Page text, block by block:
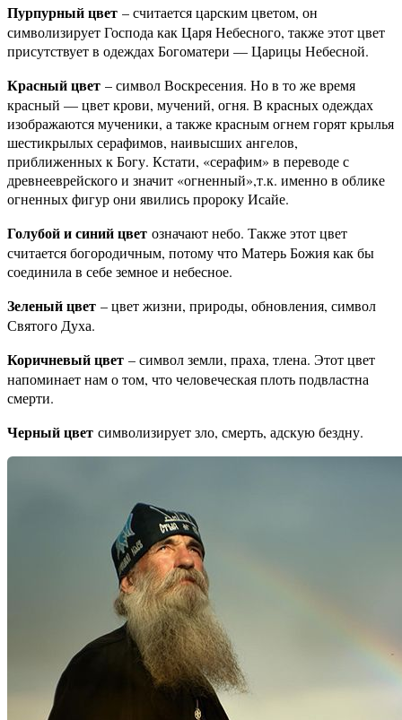
Пурпурный цвет – считается царским цветом, он
символизирует Господа как Царя Небесного, также этот цвет
присутствует в одеждах Богоматери — Царицы Небесной.
Красный цвет – символ Воскресения. Но в то же время
красный — цвет крови, мучений, огня. В красных одеждах
изображаются мученики, а также красным огнем горят крылья
шестикрылых серафимов, наивысших ангелов,
приближенных к Богу. Кстати, «серафим» в переводе с
древнееврейского и значит «огненный»,т.к. именно в облике
огненных фигур они явились пророку Исайе.
Голубой и синий цвет означают небо. Также этот цвет
считается богородичным, потому что Матерь Божия как бы
соединила в себе земное и небесное.
Зеленый цвет – цвет жизни, природы, обновления, символ
Святого Духа.
Коричневый цвет – символ земли, праха, тлена. Этот цвет
напоминает нам о том, что человеческая плоть подвластна
смерти.
Черный цвет символизирует зло, смерть, адскую бездну.